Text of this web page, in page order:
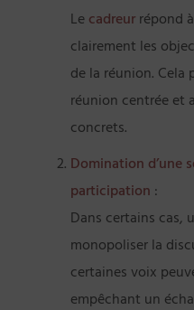
Lecadreurrépond
clairement les
de la réunion.
réunion centrée et
concrets.
Domination d’une
participation :
Dans certains cas,
monopoliser la
certaines voix
empêchant un